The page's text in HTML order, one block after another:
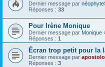
Dernier message par
Réponses : 33
Pour Irène Monique
Dernier message par Monique
Réponses : 1
Écran trop petit pour la
Dernier message par
Réponses : 3